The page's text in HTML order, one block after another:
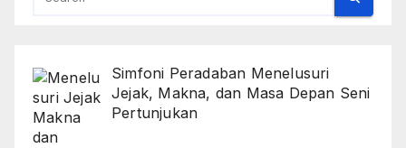
Simfoni Peradaban Menelusuri
Jejak, Makna, dan Masa Depan Seni
Pertunjukan